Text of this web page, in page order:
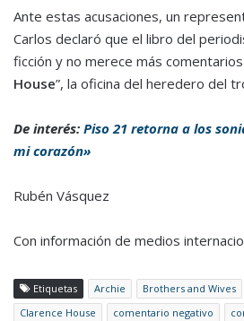
Ante estas acusaciones, un
Carlos declaró que el libro del
ficción y no merece más
House”, la oficina del heredero del
De interés: Piso 21 retorna a los
mi corazón»
Rubén Vásquez
Con información de medios
Etiquetas Archie Brothers and Wives
Clarence House
comentario negativo